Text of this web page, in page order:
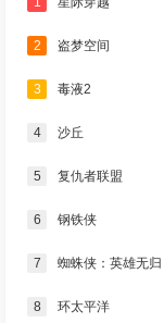
2 盗梦空间
3 毒液2
4 沙丘
5 复仇者联盟
6 钢铁侠
7 蜘蛛侠：英雄无归
8 环太平洋